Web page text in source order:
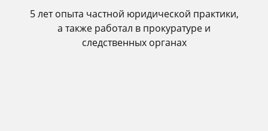
5 лет опыта частной юридической практики,
а также работал в прокуратуре и
следственных органах